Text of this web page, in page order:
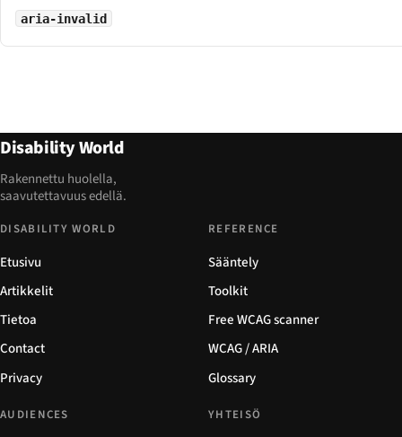
aria-invalid
Disability World
Rakennettu huolella,
saavutettavuus edellä.
DISABILITY WORLD
Etusivu
Artikkelit
Tietoa
Contact
Privacy
REFERENCE
Sääntely
Toolkit
Free WCAG scanner
WCAG / ARIA
Glossary
AUDIENCES YHTEISÖ